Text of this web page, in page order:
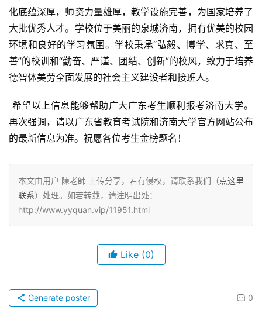
化底蕴深厚，师资力量雄厚，教学设施完善，为国家培养了
大批优秀人才。学校位于美丽的泉城济南，拥有优美的校园
环境和良好的学习氛围。学校秉承“弘毅、博学、求真、至
善”的校训和“勤奋、严谨、团结、创新”的校风，致力于培养
德智体美劳全面发展的社会主义建设者和接班人。
再次强调，请以广东省教育考试院和济南大学官方网站公布
的最新信息为准。祝愿各位考生金榜题名！
本文由用户 陳老師 上传分享，若有侵权，请联系我们（点这里
联系）处理。如若转载，请注明出处：
http://www.yyquan.vip/11951.html
Like (0)
0
Generate poster